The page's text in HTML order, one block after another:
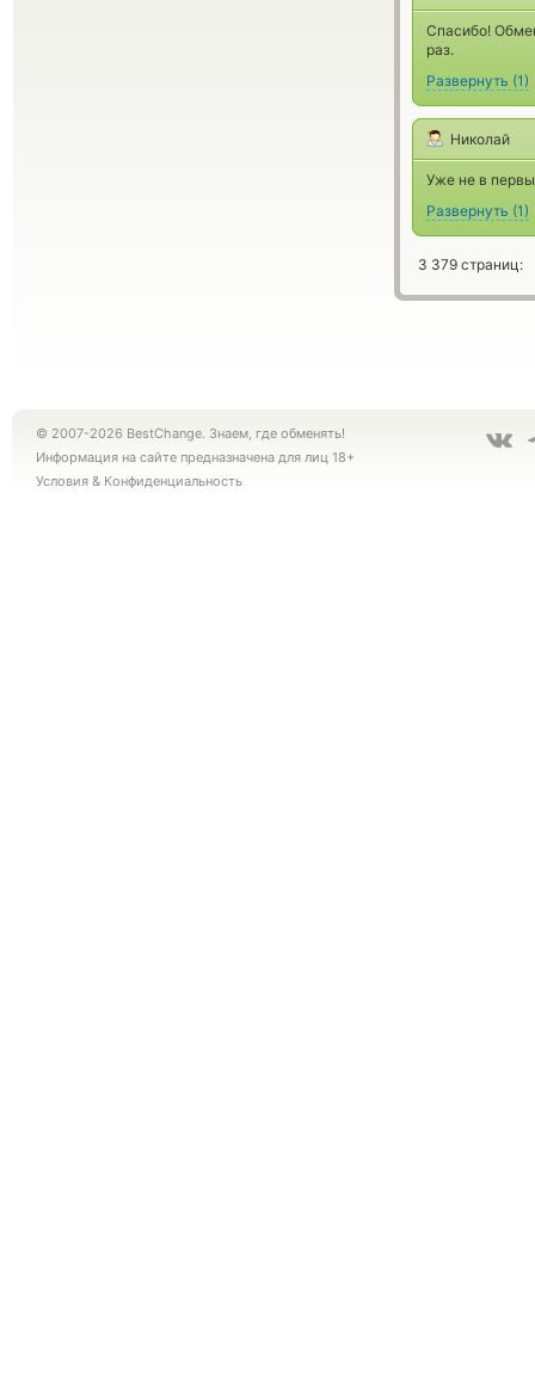
Спасибо!
раз.
Развернуть (1)
Николай
Уже не в
Развернуть (1)
3 379 страниц:
© 2007-2026 BestChange. Знаем, где обменять!
Информация на сайте предназначена для лиц 18+
Условия & Конфиденциальность